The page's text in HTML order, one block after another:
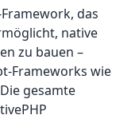
das
native
zu bauen –
Frameworks wie
gesamte